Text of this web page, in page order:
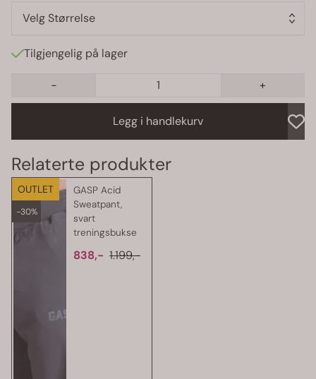
looken og et minimalistisk logotrykk på venstre hofte.
Egenskaper : Myk bomullskvalitet Justerbar snøring i midjen
venstre hofte Passform : Vanlig Lengde : Full Materiale : 100%
bomull
Velg Størrelse
Tilgjengelig på lager
- +
Legg i handlekurv
OUTLET
-30%
GASP Acid
Sweatpant,
svart
treningsbukse
838,- 1.199,-